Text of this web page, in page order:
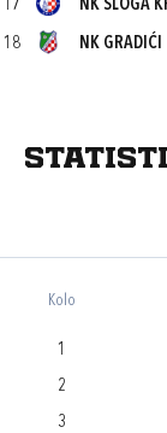
17 NK SLOGA
18 NK GRADIĆI
Kolo
1
2
3